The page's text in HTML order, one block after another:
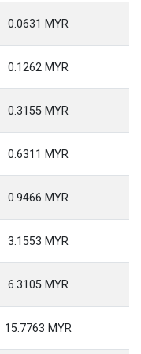
0.0631 MYR
0.1262 MYR
0.3155 MYR
0.6311 MYR
0.9466 MYR
3.1553 MYR
6.3105 MYR
15.7763 MYR